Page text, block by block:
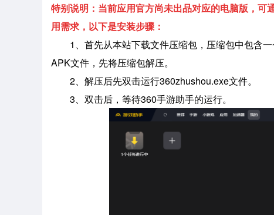
特别说明：当前应用官方尚未出品对应的电脑版，
用需求，以下是安装步骤：
1、首先从本站下载文件压缩包，压缩包中包含
APK文件，先将压缩包解压。
2、解压后先双击运行360zhushou.exe文件。
3、双击后，等待360手游助手的运行。